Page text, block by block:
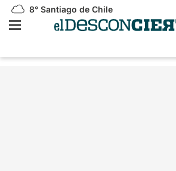
8° Santiago de Chile